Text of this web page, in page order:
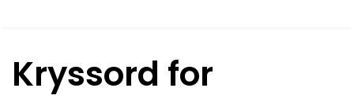
Kryssord for